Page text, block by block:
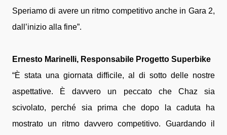
Speriamo di avere un ritmo competitivo anche in Gara 2,
dall’inizio alla fine”.
Ernesto Marinelli, Responsabile Progetto Superbike
“È stata una giornata difficile, al di sotto delle nostre
aspettative. È davvero un peccato che Chaz sia
scivolato, perché sia prima che dopo la caduta ha
mostrato un ritmo davvero competitivo. Guardando il